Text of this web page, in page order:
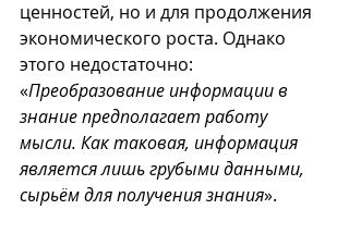
ценностей, но и для продолжения
экономического роста. Однако
этого недостаточно:
«Преобразование информации в
знание предполагает работу
мысли. Как таковая, информация
является лишь грубыми данными,
сырьём для получения знания».